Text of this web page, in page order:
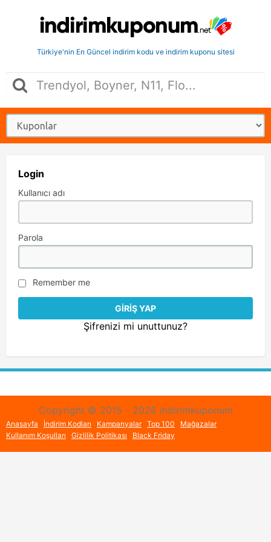
Türkiye'nin En Güncel indirim kodu ve indirim kuponu sitesi
Login
Kullanıcı adı
Parola
Remember me
Şifrenizi mi unuttunuz?
Copyright © 2015 - 2026 indirimkuponum
Anasayfa İndirim Kodları Kampanyalar Top 100
Mağazalar
Kullanım Koşulları
Gizlilik Politikası Black Friday